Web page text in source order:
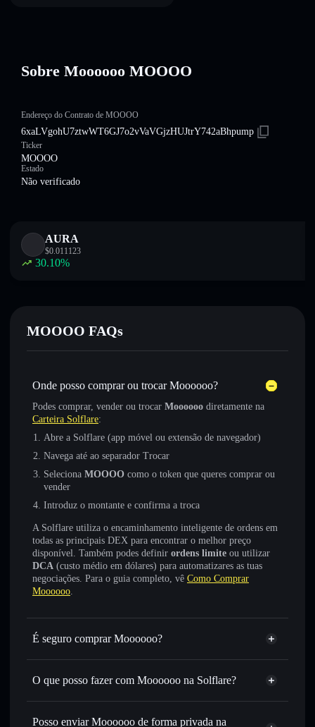
Sobre Moooooo MOOOO
Endereço do Contrato de MOOOO
6xaLVgohU7ztwWT6GJ7o2vVaVGjzHUJtrY742aBhpump
Ticker
MOOOO
Estado
Não verificado
AURA
$0.011123
30.10%
MOOOO FAQs
Onde posso comprar ou trocar Moooooo?
Podes comprar, vender ou trocar Moooooo diretamente na
Carteira Solflare:
Abre a Solflare (app móvel ou extensão de navegador)
Navega até ao separador Trocar
Seleciona MOOOO como o token que queres comprar ou
vender
Introduz o montante e confirma a troca
A Solflare utiliza o encaminhamento inteligente de ordens em
todas as principais DEX para encontrar o melhor preço
disponível. Também podes definir ordens limite ou utilizar
DCA (custo médio em dólares) para automatizares as tuas
negociações. Para o guia completo, vê Como Comprar
Moooooo.
É seguro comprar Moooooo?
Moooooo não está verificado
O que posso fazer com Moooooo na Solflare?
Moooooo
Carteira Solflare
Trocar instantaneamente — trocar MOOOO por SOL,
Posso enviar Moooooo de forma privada na